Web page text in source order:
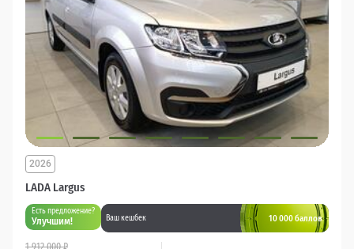
LADA Largus
2026
Есть предложение?
Улучшим! Ваш кешбек 10 000 баллов
1 912 000 ₽